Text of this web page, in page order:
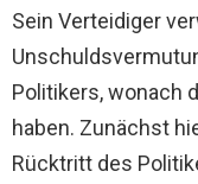
Sein Verteidiger
Politikers, wonach
haben. Zunächst
Rücktritt des